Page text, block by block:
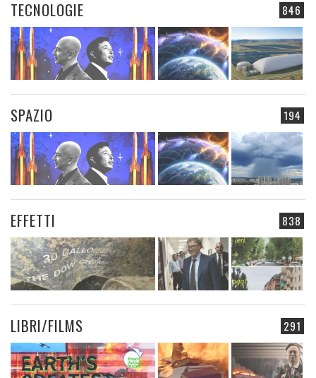
846
TECNOLOGIE
194
SPAZIO
838
EFFETTI
291
LIBRI/FILMS